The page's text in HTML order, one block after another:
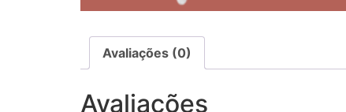
Avaliações (0)
Avaliações